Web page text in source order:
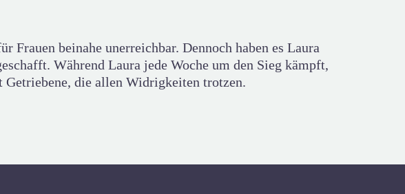
beinahe unerreichbar. Dennoch haben es Laura
Während Laura jede Woche um den Sieg kämpft,
die allen Widrigkeiten trotzen.